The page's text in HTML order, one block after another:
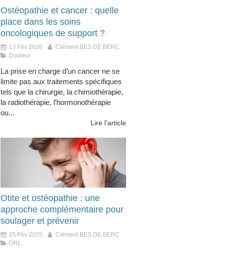
Ostéopathie et cancer : quelle
place dans les soins
oncologiques de support ?
13 Fév 2026
Clément BES DE BERC
Douleur
La prise en charge d’un cancer ne se
limite pas aux traitements spécifiques
tels que la chirurgie, la chimiothérapie,
la radiothérapie, l’hormonothérapie
ou...
Lire l'article
Otite et ostéopathie : une
approche complémentaire pour
soulager et prévenir
25 Fév 2025
Clément BES DE BERC
ORL